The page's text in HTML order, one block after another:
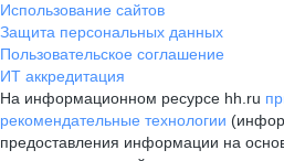
Использование сайтов
Защита персональных данных
Пользовательское соглашение
ИТ аккредитация
На информационном ресурсе hh.ru
рекомендательные технологии
предоставления информации на